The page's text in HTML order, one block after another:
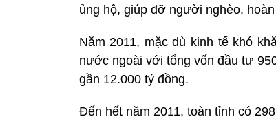
ủng hộ, giúp đỡ người nghèo,
Năm 2011, mặc dù kinh tế khó
nước ngoài với tổng vốn đầu tư
gần 12.000 tỷ đồng.
Đến hết năm 2011, toàn tỉnh có